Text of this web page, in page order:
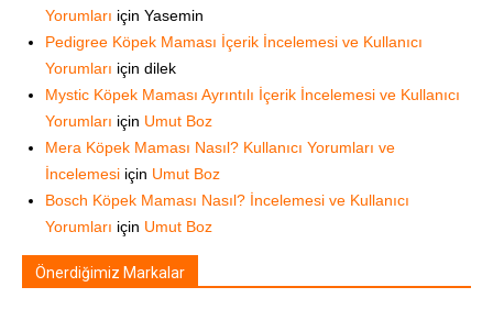
Yorumları için Yasemin
Pedigree Köpek Maması İçerik İncelemesi ve Kullanıcı
Yorumları için dilek
Mystic Köpek Maması Ayrıntılı İçerik İncelemesi ve Kullanıcı
Yorumları için Umut Boz
Mera Köpek Maması Nasıl? Kullanıcı Yorumları ve
İncelemesi için Umut Boz
Bosch Köpek Maması Nasıl? İncelemesi ve Kullanıcı
Yorumları için Umut Boz
Önerdiğimiz Markalar